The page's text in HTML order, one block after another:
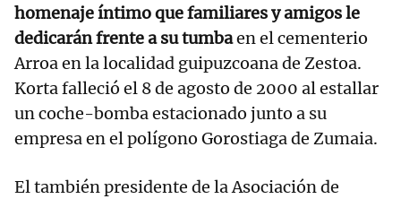
homenaje íntimo que familiares y amigos le
dedicarán frente a su tumbaen el cementerio
Arroa en la localidad guipuzcoana de Zestoa.
Korta falleció el 8 de agosto de 2000 al estallar
un coche-bomba estacionado junto a su
empresa en el polígono Gorostiaga de Zumaia.
El también presidente de la Asociación de